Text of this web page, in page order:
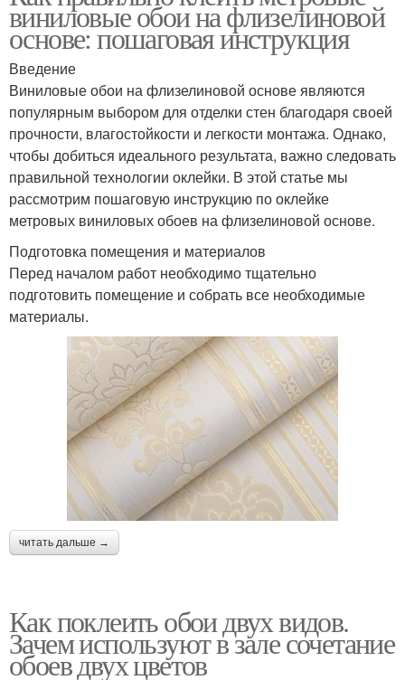
виниловые обои на флизелиновой
основе: пошаговая инструкция
Введение
Виниловые обои на флизелиновой основе являются
популярным выбором для отделки стен благодаря своей
прочности, влагостойкости и легкости монтажа. Однако,
чтобы добиться идеального результата, важно следовать
правильной технологии оклейки. В этой статье мы
рассмотрим пошаговую инструкцию по оклейке
метровых виниловых обоев на флизелиновой основе.
Подготовка помещения и материалов
Перед началом работ необходимо тщательно
подготовить помещение и собрать все необходимые
материалы.
читать дальше →
Как поклеить обои двух видов.
Зачем используют в зале сочетание
обоев двух цветов